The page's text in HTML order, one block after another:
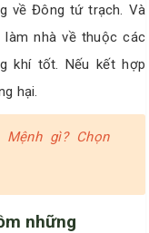
về Đông tứ trạch. Và
nhà về thuộc các
khí tốt. Nếu kết hợp
hại.
Mệnh gì? Chọn
những